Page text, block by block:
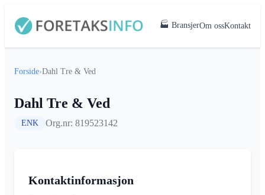
🏭 BransjerOm ossKontakt
Forside›Dahl Tre & Ved
Dahl Tre & Ved
ENK Org.nr: 819523142
Kontaktinformasjon